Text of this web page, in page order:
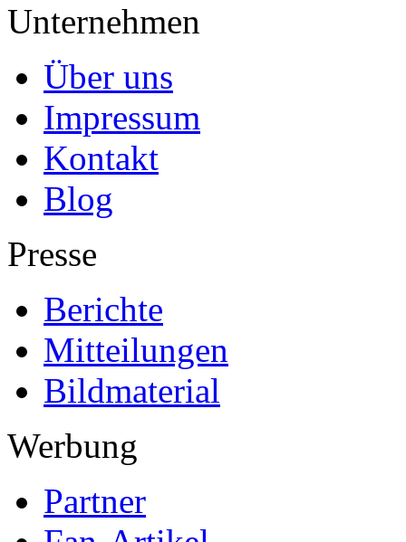
Unternehmen
Über uns
Impressum
Kontakt
Blog
Presse
Berichte
Mitteilungen
Bildmaterial
Werbung
Partner